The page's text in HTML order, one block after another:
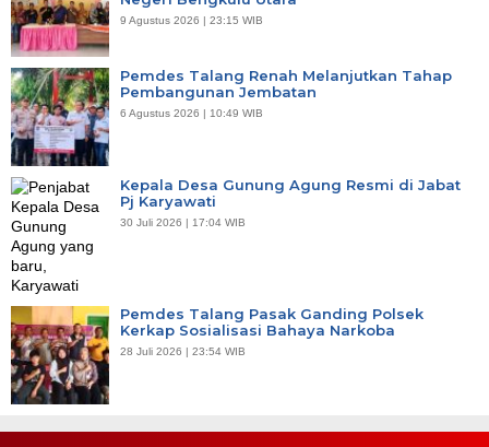
9 Agustus 2026 | 23:15 WIB
Pemdes Talang Renah Melanjutkan Tahap
Pembangunan Jembatan
6 Agustus 2026 | 10:49 WIB
Kepala Desa Gunung Agung Resmi di Jabat
Pj Karyawati
30 Juli 2026 | 17:04 WIB
Pemdes Talang Pasak Ganding Polsek
Kerkap Sosialisasi Bahaya Narkoba
28 Juli 2026 | 23:54 WIB